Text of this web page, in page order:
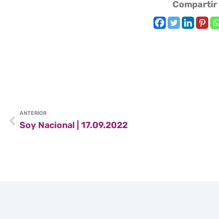
Compartir
ANTERIOR
Soy Nacional | 17.09.2022